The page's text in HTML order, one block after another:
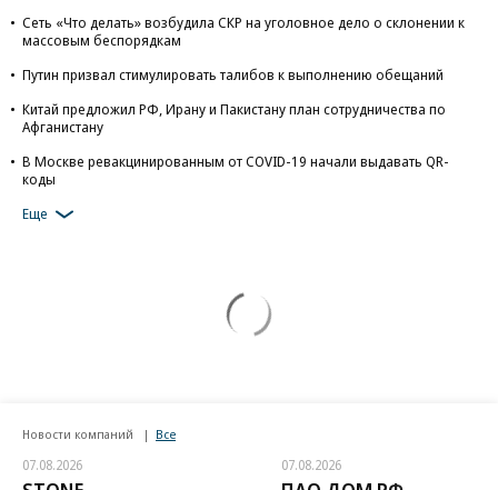
Сеть «Что делать» возбудила СКР на уголовное дело о склонении к
массовым беспорядкам
Путин призвал стимулировать талибов к выполнению обещаний
Китай предложил РФ, Ирану и Пакистану план сотрудничества по
Афганистану
В Москве ревакцинированным от COVID-19 начали выдавать QR-
коды
Еще
Новости компаний Все
07.08.2026 07.08.2026